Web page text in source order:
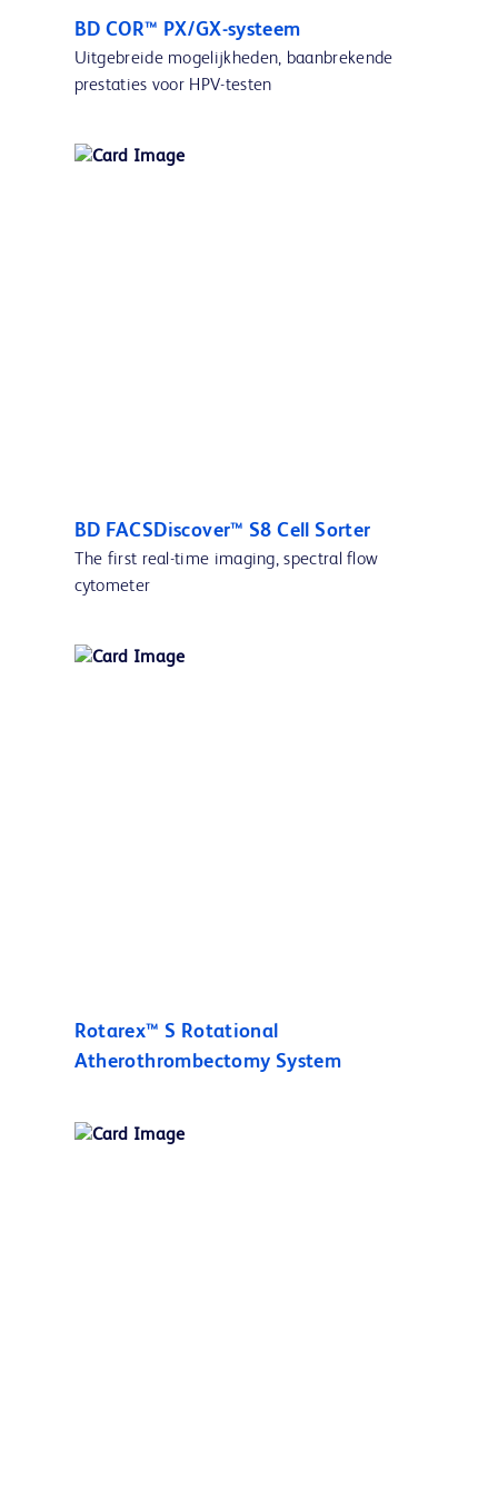
BD COR™ PX/GX-systeem
Uitgebreide mogelijkheden, baanbrekende
prestaties voor HPV-testen
BD FACSDiscover™ S8 Cell Sorter
The first real-time imaging, spectral flow
cytometer
Rotarex™ S Rotational
Atherothrombectomy System